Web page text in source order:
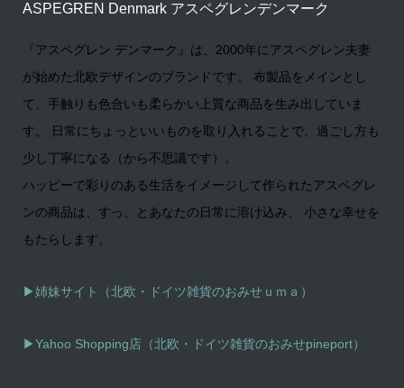
ASPEGREN Denmark アスペグレンデンマーク
『アスペグレン デンマーク』は、2000年にアスペグレン夫妻
が始めた北欧デザインのブランドです。 布製品をメインとし
て、手触りも色合いも柔らかい上質な商品を生み出していま
す。 日常にちょっといいものを取り入れることで、過ごし方も
少し丁寧になる（から不思議です）。
ハッピーで彩りのある生活をイメージして作られたアスペグレ
ンの商品は、すっ、とあなたの日常に溶け込み、 小さな幸せを
もたらします。
▶姉妹サイト（北欧・ドイツ雑貨のおみせｕｍａ）
▶Yahoo Shopping店（北欧・ドイツ雑貨のおみせpineport）